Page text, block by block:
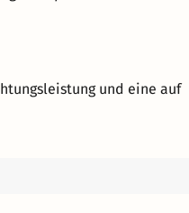
und eine auf